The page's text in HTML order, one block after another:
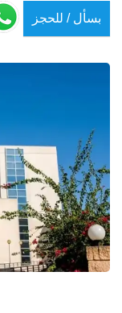
بسأل / للحجز